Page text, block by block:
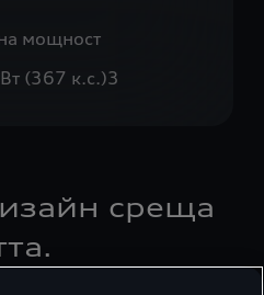
мощност
(367 к.с.)3
среща